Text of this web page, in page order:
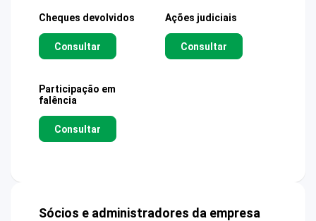
Cheques devolvidos
Consultar
Ações judiciais
Consultar
Participação em
falência
Consultar
Sócios e administradores da empresa